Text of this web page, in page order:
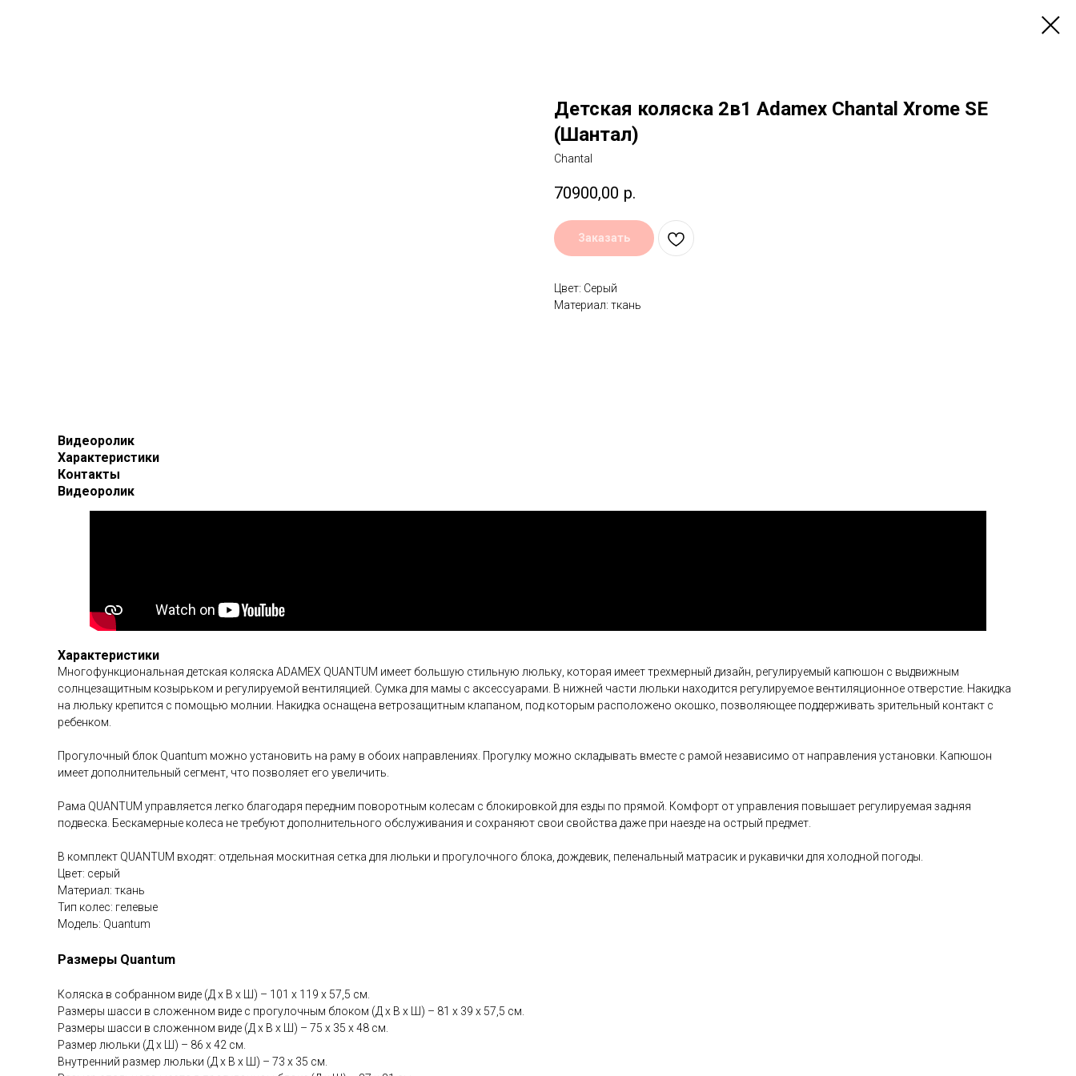
Детская коляска 2в1 Adamex Chantal Xrome SE
(Шантал)
Chantal
70900,00 р.
Заказать
Цвет: Серый
Материал: ткань
Видеоролик
Характеристики
Контакты
Видеоролик
Характеристики
Многофункциональная детская коляска ADAMEX QUANTUM имеет большую стильную люльку, которая имеет трехмерный дизайн, регулируемый капюшон с выдвижным
солнцезащитным козырьком и регулируемой вентиляцией. Сумка для мамы с аксессуарами. В нижней части люльки находится регулируемое вентиляционное отверстие. Накидка
на люльку крепится с помощью молнии. Накидка оснащена ветрозащитным клапаном, под которым расположено окошко, позволяющее поддерживать зрительный контакт с
ребенком.
Прогулочный блок Quantum можно установить на раму в обоих направлениях. Прогулку можно складывать вместе с рамой независимо от направления установки. Капюшон
имеет дополнительный сегмент, что позволяет его увеличить.
Рама QUANTUM управляется легко благодаря передним поворотным колесам с блокировкой для езды по прямой. Комфорт от управления повышает регулируемая задняя
подвеска. Бескамерные колеса не требуют дополнительного обслуживания и сохраняют свои свойства даже при наезде на острый предмет.
В комплект QUANTUM входят: отдельная москитная сетка для люльки и прогулочного блока, дождевик, пеленальный матрасик и рукавички для холодной погоды.
Цвет: серый
Материал: ткань
Тип колес: гелевые
Модель: Quantum
Размеры Quantum
Коляска в собранном виде (Д х В х Ш) – 101 х 119 х 57,5 см.
Размеры шасси в сложенном виде с прогулочным блоком (Д х В х Ш) – 81 х 39 х 57,5 см.
Размеры шасси в сложенном виде (Д х В х Ш) – 75 х 35 х 48 см.
Размер люльки (Д х Ш) – 86 х 42 см.
Внутренний размер люльки (Д х В х Ш) – 73 х 35 см.